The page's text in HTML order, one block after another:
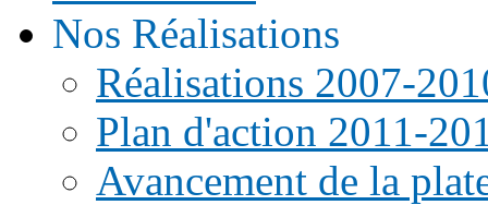
Nos Réalisations
Réalisations 2007-
Plan d'action 2011-
Avancement de la